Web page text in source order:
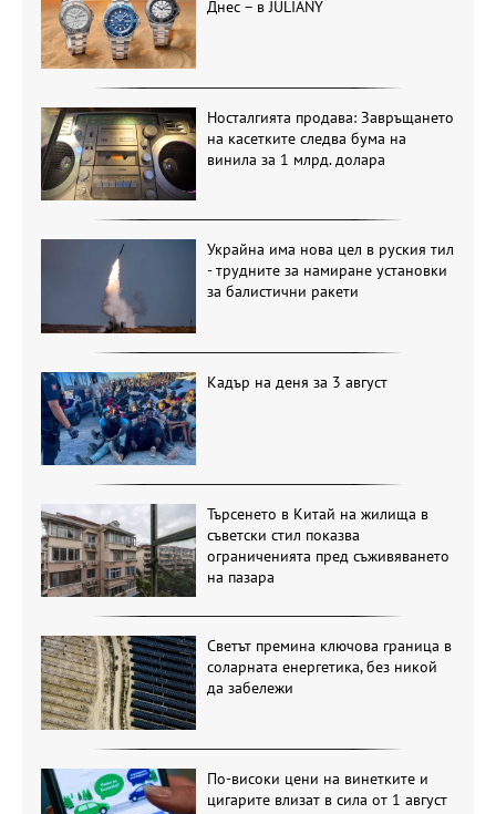
Днес – в JULIANY
Носталгията продава: Завръщането
на касетките следва бума на
винила за 1 млрд. долара
Украйна има нова цел в руския тил
- трудните за намиране установки
за балистични ракети
Кадър на деня за 3 август
Търсенето в Китай на жилища в
съветски стил показва
ограниченията пред съживяването
на пазара
Светът премина ключова граница в
соларната енергетика, без никой
да забележи
По-високи цени на винетките и
цигарите влизат в сила от 1 август